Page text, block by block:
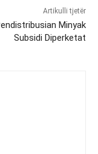
Artikulli tjetër
Minyak
Subsidi Diperketat